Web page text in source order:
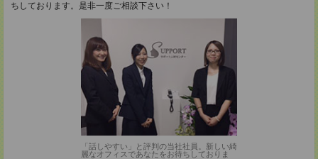
ちしております。是非一度ご相談下さい！
「話しやすい」と評判の当社社員。新しい綺
麗なオフィスであなたをお待ちしておりま